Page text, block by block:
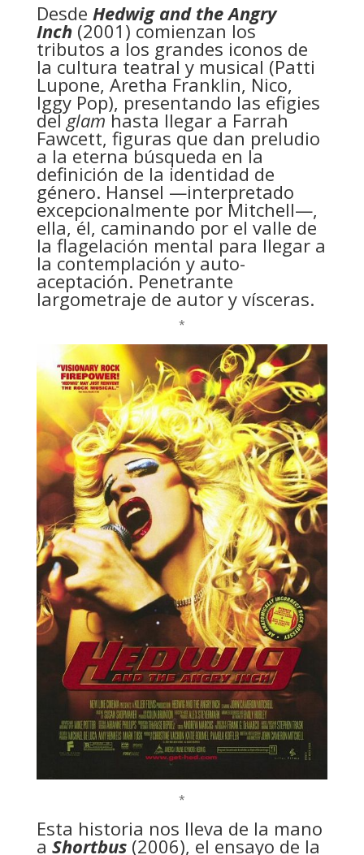
Desde Hedwig and the Angry
Inch(2001) comienzan los
tributos a los grandes iconos de
la cultura teatral y musical (Patti
Lupone, Aretha Franklin, Nico,
Iggy Pop), presentando las efigies
delglamhasta llegar a Farrah
Fawcett, figuras que dan preludio
a la eterna búsqueda en la
definición de la identidad de
género. Hansel —interpretado
excepcionalmente por Mitchell—,
ella, él, caminando por el valle de
la flagelación mental para llegar a
la contemplación y auto-
aceptación. Penetrante
largometraje de autor y vísceras.
*
*
Esta historia nos lleva de la mano
a Shortbus(2006), el ensayo de la